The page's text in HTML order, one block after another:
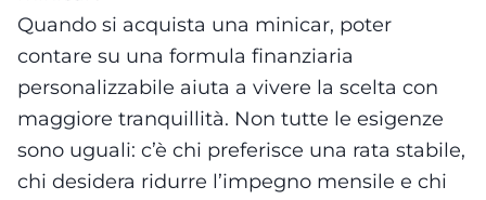
Quando si acquista una minicar, poter
contare su una formula finanziaria
personalizzabile aiuta a vivere la scelta con
maggiore tranquillità. Non tutte le esigenze
sono uguali: c’è chi preferisce una rata stabile,
chi desidera ridurre l’impegno mensile e chi